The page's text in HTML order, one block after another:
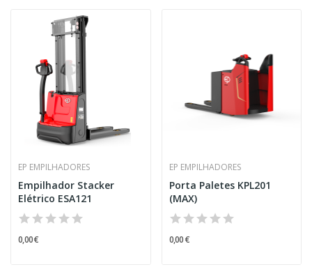
EP EMPILHADORES
Empilhador Stacker
Elétrico ESA121
0,00 €
EP EMPILHADORES
Porta Paletes KPL201
(MAX)
0,00 €